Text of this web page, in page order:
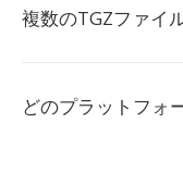
複数のTGZファイ
どのプラットフォ